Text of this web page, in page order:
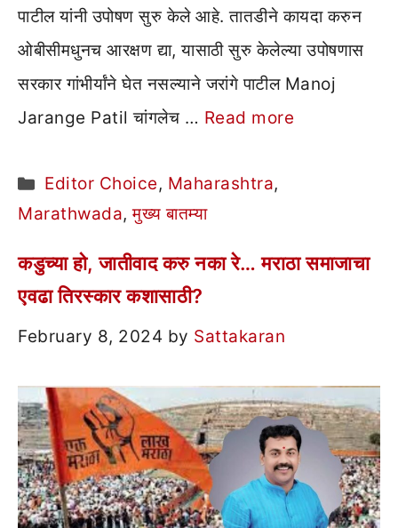
पाटील यांनी उपोषण सुरु केले आहे. तातडीने कायदा करुन
ओबीसीमधुनच आरक्षण द्या, यासाठी सुरु केलेल्या उपोषणास
सरकार गांभीर्यांने घेत नसल्याने जरांगे पाटील Manoj
Jarange Patil चांगलेच … Read more
Categories
Editor Choice, Maharashtra,
Marathwada,मुख्य बातम्या
कडुच्या हो, जातीवाद करु नका रे… मराठा समाजाचा
एवढा तिरस्कार कशासाठी?
February 8, 2024 by Sattakaran